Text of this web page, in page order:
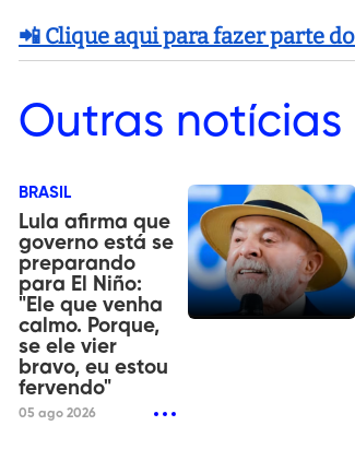
📲 Clique aqui para fazer parte
Outras notícias
BRASIL
Lula afirma que
governo está se
preparando
para El Niño:
"Ele que venha
calmo. Porque,
se ele vier
bravo, eu estou
fervendo"
05 ago 2026